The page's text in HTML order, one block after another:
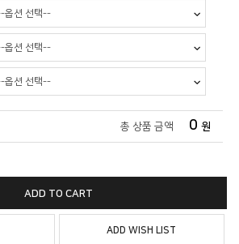
총 상품 금액 0 원
ADD TO CART
ADD WISH LIST